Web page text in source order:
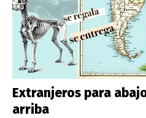
Extranjeros para
arriba